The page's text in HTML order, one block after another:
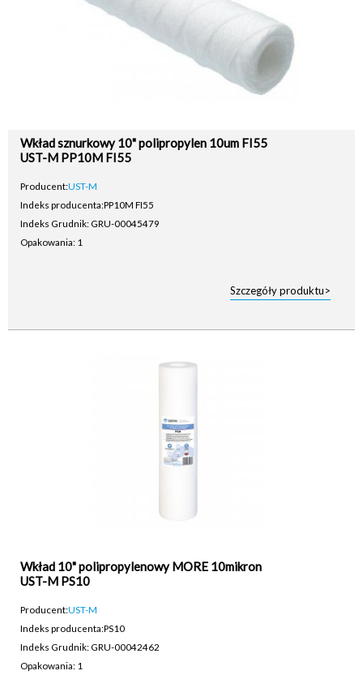
Wkład sznurkowy 10" polipropylen 10um FI55
UST-M PP10M FI55
Producent:UST-M
Indeks producenta:PP10M FI55
Indeks Grudnik: GRU-00045479
Opakowania: 1
Szczegóły produktu>
Wkład 10" polipropylenowy MORE 10mikron
UST-M PS10
Producent:UST-M
Indeks producenta:PS10
Indeks Grudnik: GRU-00042462
Opakowania: 1